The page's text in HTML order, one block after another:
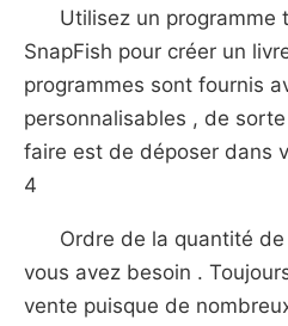
Utilisez un programme
SnapFish pour créer un
programmes sont fournis
personnalisables , de
faire est de déposer dans
4
Ordre de la quantité
vous avez besoin .
vente puisque de